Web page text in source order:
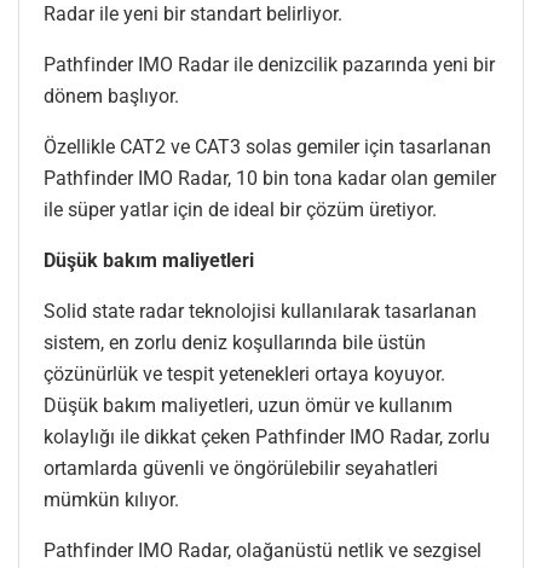
Radar ile yeni bir standart belirliyor.
Pathfinder IMO Radar ile denizcilik pazarında yeni bir
dönem başlıyor.
Özellikle CAT2 ve CAT3 solas gemiler için tasarlanan
Pathfinder IMO Radar, 10 bin tona kadar olan gemiler
ile süper yatlar için de ideal bir çözüm üretiyor.
Düşük bakım maliyetleri
Solid state radar teknolojisi kullanılarak tasarlanan
sistem, en zorlu deniz koşullarında bile üstün
çözünürlük ve tespit yetenekleri ortaya koyuyor.
Düşük bakım maliyetleri, uzun ömür ve kullanım
kolaylığı ile dikkat çeken Pathfinder IMO Radar, zorlu
ortamlarda güvenli ve öngörülebilir seyahatleri
mümkün kılıyor.
Pathfinder IMO Radar, olağanüstü netlik ve sezgisel